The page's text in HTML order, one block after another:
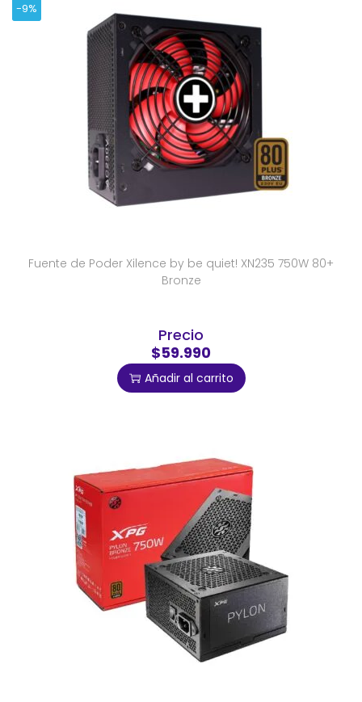
-9%
Fuente de Poder Xilence by be quiet! XN235 750W 80+
Bronze
Precio
$59.990
Añadir al carrito